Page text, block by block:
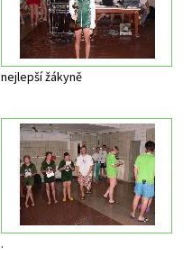
nejlepší žákyně
.